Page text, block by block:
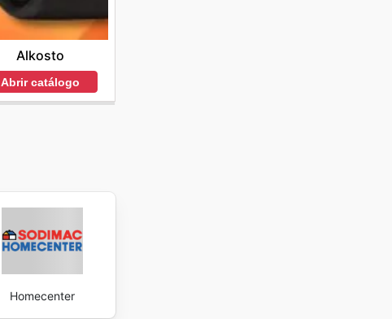
Alkosto
Abrir catálogo
Homecenter